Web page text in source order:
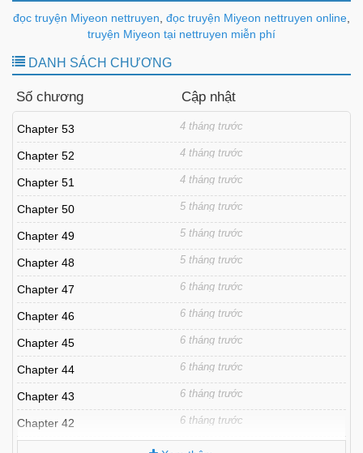
đọc truyện Miyeon nettruyen đọc truyện Miyeon nettruyen online
truyện Miyeon tại nettruyen miễn phí
DANH SÁCH CHƯƠNG
Số chương Cập nhật
Chapter 53 4 tháng trước
Chapter 52 4 tháng trước
Chapter 51 4 tháng trước
Chapter 50 5 tháng trước
Chapter 49 5 tháng trước
Chapter 48 5 tháng trước
Chapter 47 6 tháng trước
Chapter 46 6 tháng trước
Chapter 45 6 tháng trước
Chapter 44 6 tháng trước
Chapter 43 6 tháng trước
Chapter 42 6 tháng trước